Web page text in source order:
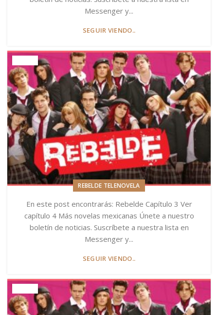
Messenger y...
SEGUIR VIENDO..
REBELDE TELENOVELA
En este post encontrarás: Rebelde Capítulo 3 Ver
capítulo 4 Más novelas mexicanas Únete a nuestro
boletín de noticias. Suscríbete a nuestra lista en
Messenger y...
SEGUIR VIENDO..